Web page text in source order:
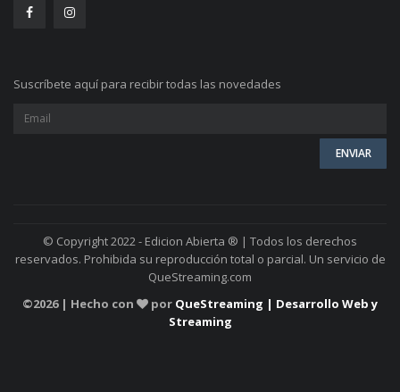
Suscríbete aquí para recibir todas las novedades
© Copyright 2022 - Edicion Abierta ® | Todos los derechos
reservados. Prohibida su reproducción total o parcial. Un servicio de
QueStreaming.com
©2026 | Hecho con por QueStreaming | Desarrollo Web y
Streaming